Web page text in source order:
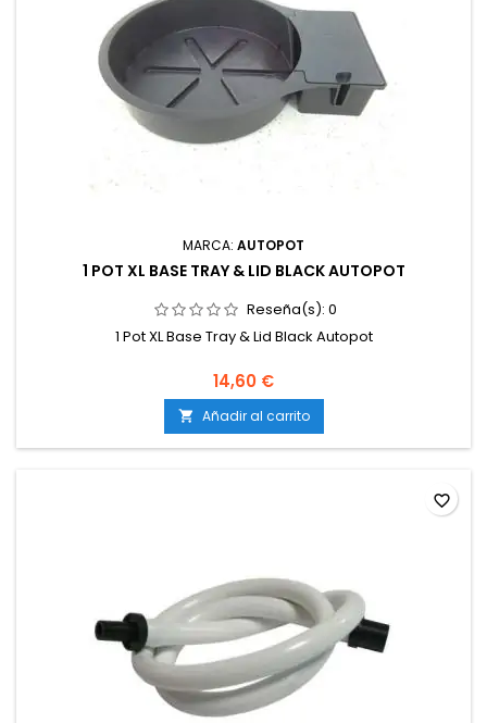
MARCA: AUTOPOT
1 POT XL BASE TRAY & LID BLACK AUTOPOT
Reseña(s): 0
1 Pot XL Base Tray & Lid Black Autopot
14,60 €
 Añadir al carrito
favorite_border